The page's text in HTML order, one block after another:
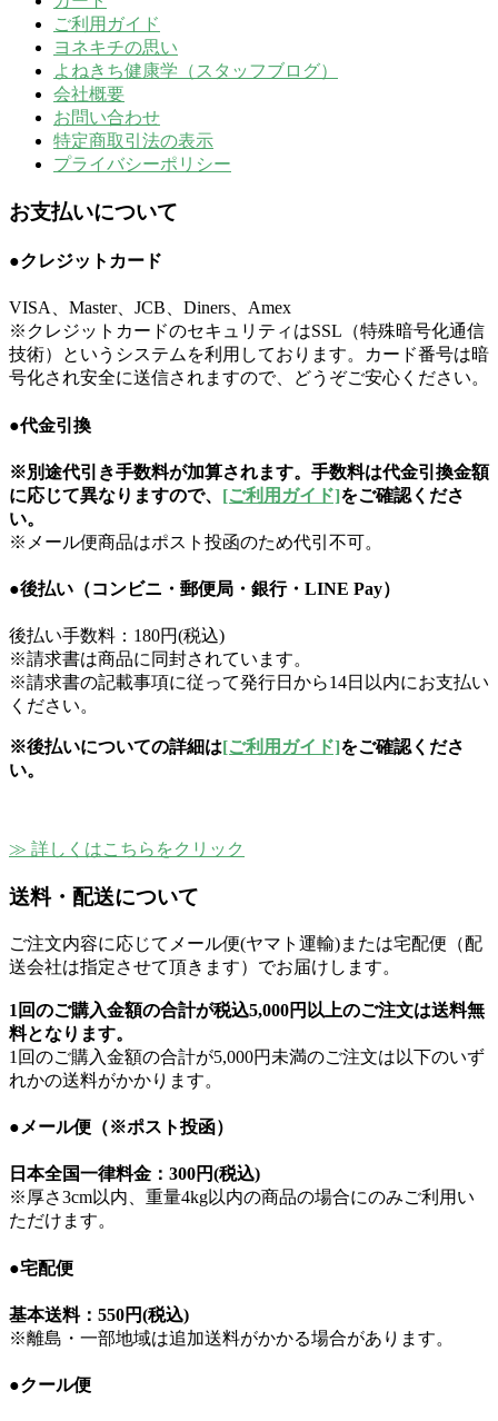
ご利用ガイド
ヨネキチの思い
よねきち健康学（スタッフブログ）
会社概要
お問い合わせ
特定商取引法の表示
プライバシーポリシー
お支払いについて
●クレジットカード
VISA、Master、JCB、Diners、Amex
※クレジットカードのセキュリティはSSL（特殊暗号化通信
技術）というシステムを利用しております。カード番号は暗
号化され安全に送信されますので、どうぞご安心ください。
●代金引換
※別途代引き手数料が加算されます。手数料は代金引換金額
に応じて異なりますので、 [ご利用ガイド]をご確認くださ
い。
※メール便商品はポスト投函のため代引不可。
●後払い（コンビニ・郵便局・銀行・LINE Pay）
後払い手数料：180円(税込)
※請求書は商品に同封されています。
※請求書の記載事項に従って発行日から14日以内にお支払い
ください。
※後払いについての詳細は[ご利用ガイド]をご確認くださ
い。
≫ 詳しくはこちらをクリック
送料・配送について
ご注文内容に応じてメール便(ヤマト運輸)または宅配便（配
送会社は指定させて頂きます）でお届けします。
1回のご購入金額の合計が税込5,000円以上のご注文は送料無
料となります。
1回のご購入金額の合計が5,000円未満のご注文は以下のいず
れかの送料がかかります。
●メール便（※ポスト投函）
日本全国一律料金： 300円(税込)
※厚さ3cm以内、重量4kg以内の商品の場合にのみご利用い
ただけます。
●宅配便
基本送料： 550円(税込)
※離島・一部地域は追加送料がかかる場合があります。
●クール便